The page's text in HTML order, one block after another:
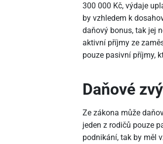
300 000 Kč, výdaje
by vzhledem k
daňový bonus, tak jej
aktivní příjmy ze
pouze pasivní příjmy,
Daňové
Ze zákona může
jeden z rodičů pouze
podnikání, tak by měl